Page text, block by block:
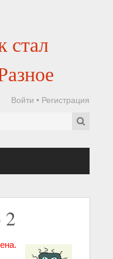
стал
Войти • Регистрация
2